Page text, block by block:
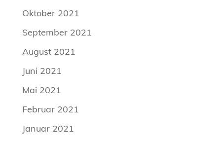
Oktober 2021
September 2021
August 2021
Juni 2021
Mai 2021
Februar 2021
Januar 2021